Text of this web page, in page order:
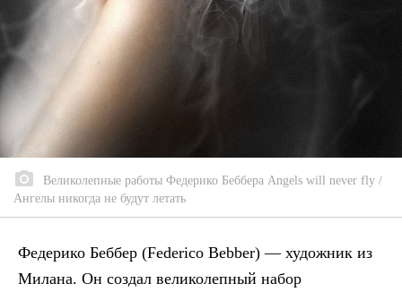
Великолепные работы Федерико Беббера Angels will never fly /
Ангелы никогда не будут летать
Федерико Беббер (Federico Bebber) — художник из
Милана. Он создал великолепный набор